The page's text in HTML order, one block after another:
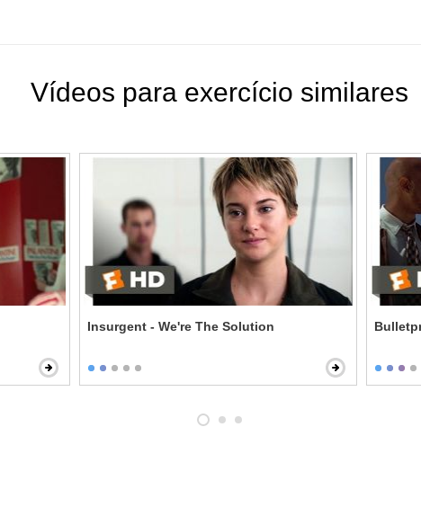
Vídeos para exercício similares
Insurgent - We're The Solution